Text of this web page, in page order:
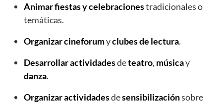
Animar fiestas y celebracionestradicionales o
temáticas.
Organizar cineforumyclubes de lectura.
Desarrollar actividadesdeteatro, músicay
danza.
Organizar actividadesdesensibilizaciónsobre